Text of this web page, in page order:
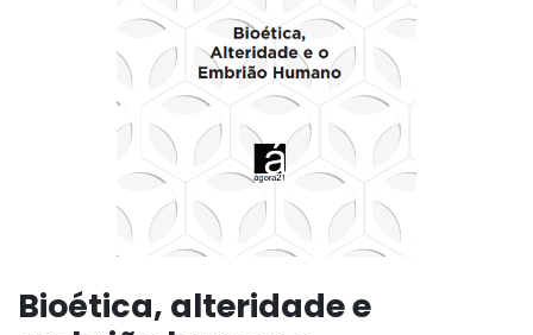
Bioética, alteridade e